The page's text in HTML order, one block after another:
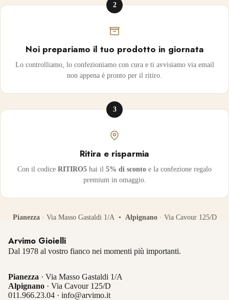
2
Noi prepariamo il tuo prodotto in giornata
Lo controlliamo, lo confezioniamo con cura e ti avvisiamo via email
non appena è pronto per il ritiro.
3
Ritira e risparmia
Con il codice RITIRO5 hai il 5% di sconto e la confezione regalo
premium in omaggio.
Pianezza· Via Masso Gastaldi 1/A • Alpignano· Via Cavour 125/D
Arvimo Gioielli
Dal 1978 al vostro fianco nei momenti più importanti.
Pianezza · Via Masso Gastaldi 1/A
Alpignano · Via Cavour 125/D
011.966.23.04 · info@arvimo.it